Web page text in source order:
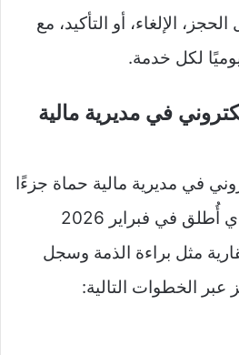
الإلغاء، أو التأكيد، مع
في مديرية مالية
في مديرية مالية حماة جزءًا
من التحول الرقمي الذي أُطلق في فبراير 2026
مثل براءة الذمة وسجل
الخطوات التالية: